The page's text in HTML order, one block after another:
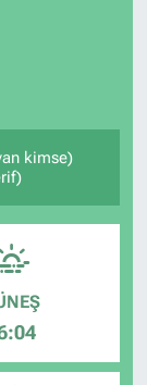
kimse)